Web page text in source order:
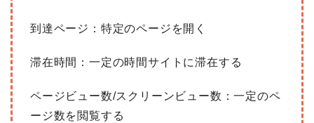
到達ページ：特定のページを開く
滞在時間：一定の時間サイトに滞在する
ページビュー数/スクリーンビュー数：一定のペ
ージ数を閲覧する